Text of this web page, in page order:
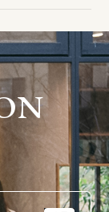
市内にあ